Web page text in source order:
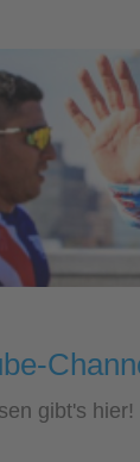
gibt's hier!